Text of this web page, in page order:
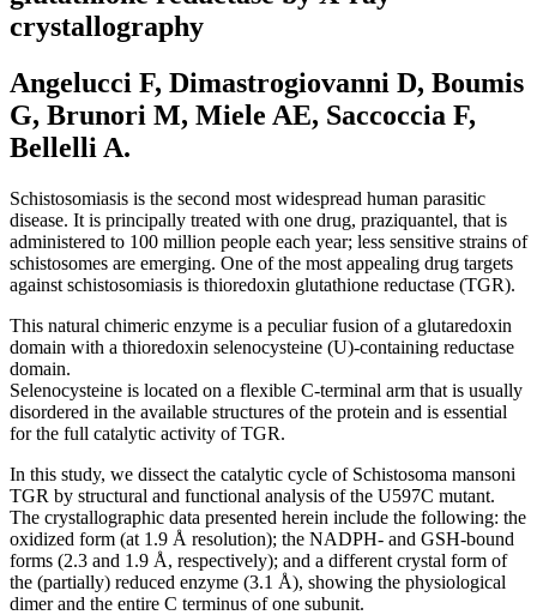
crystallography
Angelucci F, Dimastrogiovanni D, Boumis
G, Brunori M, Miele AE, Saccoccia F,
Bellelli A.
Schistosomiasis is the second most widespread human parasitic
disease. It is principally treated with one drug, praziquantel, that is
administered to 100 million people each year; less sensitive strains of
schistosomes are emerging. One of the most appealing drug targets
against schistosomiasis is thioredoxin glutathione reductase (TGR).
This natural chimeric enzyme is a peculiar fusion of a glutaredoxin
domain with a thioredoxin selenocysteine (U)-containing reductase
domain.
Selenocysteine is located on a flexible C-terminal arm that is usually
disordered in the available structures of the protein and is essential
for the full catalytic activity of TGR.
In this study, we dissect the catalytic cycle of Schistosoma mansoni
TGR by structural and functional analysis of the U597C mutant.
The crystallographic data presented herein include the following: the
oxidized form (at 1.9 Å resolution); the NADPH- and GSH-bound
forms (2.3 and 1.9 Å, respectively); and a different crystal form of
the (partially) reduced enzyme (3.1 Å), showing the physiological
dimer and the entire C terminus of one subunit.